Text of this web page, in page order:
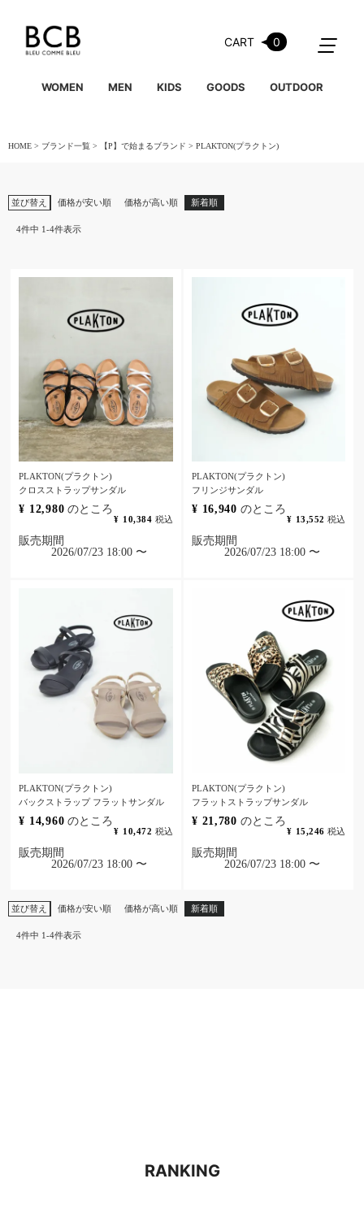
CART 0
WOMEN MEN KIDS GOODS OUTDOOR
HOME ブランド一覧 【P】で始まるブランド PLAKTON(プラクトン)
並び替え 価格が安い順 価格が高い順 新着順
4件中 1-4件表示
PLAKTON(プラクトン)
クロスストラップサンダル
¥ 12,980 のところ
¥ 10,384 税込
販売期間
2026/07/23 18:00 〜
PLAKTON(プラクトン)
フリンジサンダル
¥ 16,940 のところ
¥ 13,552 税込
販売期間
2026/07/23 18:00 〜
PLAKTON(プラクトン)
バックストラップ フラットサンダル
¥ 14,960 のところ
¥ 10,472 税込
販売期間
2026/07/23 18:00 〜
PLAKTON(プラクトン)
フラットストラップサンダル
¥ 21,780 のところ
¥ 15,246 税込
販売期間
2026/07/23 18:00 〜
並び替え 価格が安い順 価格が高い順 新着順
4件中 1-4件表示
RANKING